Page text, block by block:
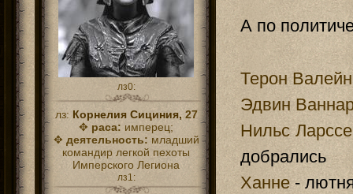
лз0:
лз: Корнелия Сициния, 27
✥ раса: имперец;
✥ деятельность: младший
командир легкой пехоты
Имперского Легиона
лз1:
А по
Терон
Эдвин
Нильс
добрались
Ханне-